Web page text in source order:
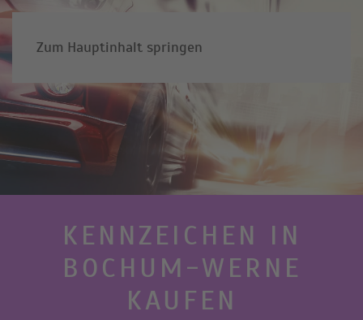
Zum Hauptinhalt springen
KENNZEICHEN IN
BOCHUM-WERNE
KAUFEN